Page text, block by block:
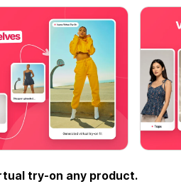
try-on any product.